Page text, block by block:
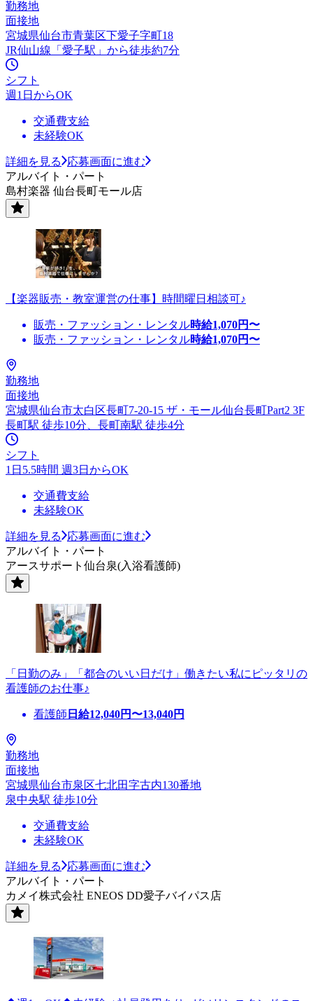
勤務地
面接地
宮城県仙台市青葉区下愛子字町18
JR仙山線「愛子駅」から徒歩約7分
シフト
週1日からOK
交通費支給
未経験OK
詳細を見る
応募画面に進む
アルバイト・パート
島村楽器 仙台長町モール店
【楽器販売・教室運営の仕事】時間曜日相談可♪
販売・ファッション・レンタル時給1,070円〜
販売・ファッション・レンタル時給1,070円〜
勤務地
面接地
宮城県仙台市太白区長町7-20-15 ザ・モール仙台長町Part2 3F
長町駅 徒歩10分、長町南駅 徒歩4分
シフト
1日5.5時間 週3日からOK
交通費支給
未経験OK
詳細を見る
応募画面に進む
アルバイト・パート
アースサポート仙台泉(入浴看護師)
「日勤のみ」「都合のいい日だけ」働きたい私にピッタリの
看護師のお仕事♪
看護師 日給12,040円〜13,040円
勤務地
面接地
宮城県仙台市泉区七北田字古内130番地
泉中央駅 徒歩10分
交通費支給
未経験OK
詳細を見る
応募画面に進む
アルバイト・パート
カメイ株式会社 ENEOS DD愛子バイパス店